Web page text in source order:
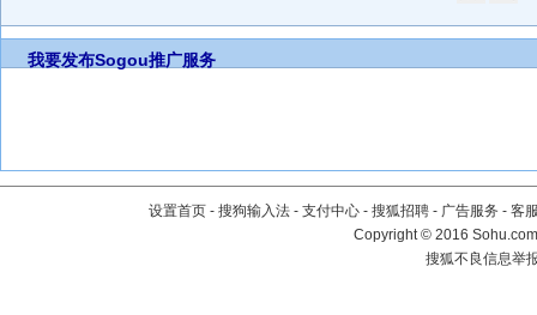
我要发布Sogou推广服务
设置首页 - 搜狗输入法 - 支付中心 - 搜狐招聘 - 广告服务 - 客
Copyright©2016
搜狐不良信息举